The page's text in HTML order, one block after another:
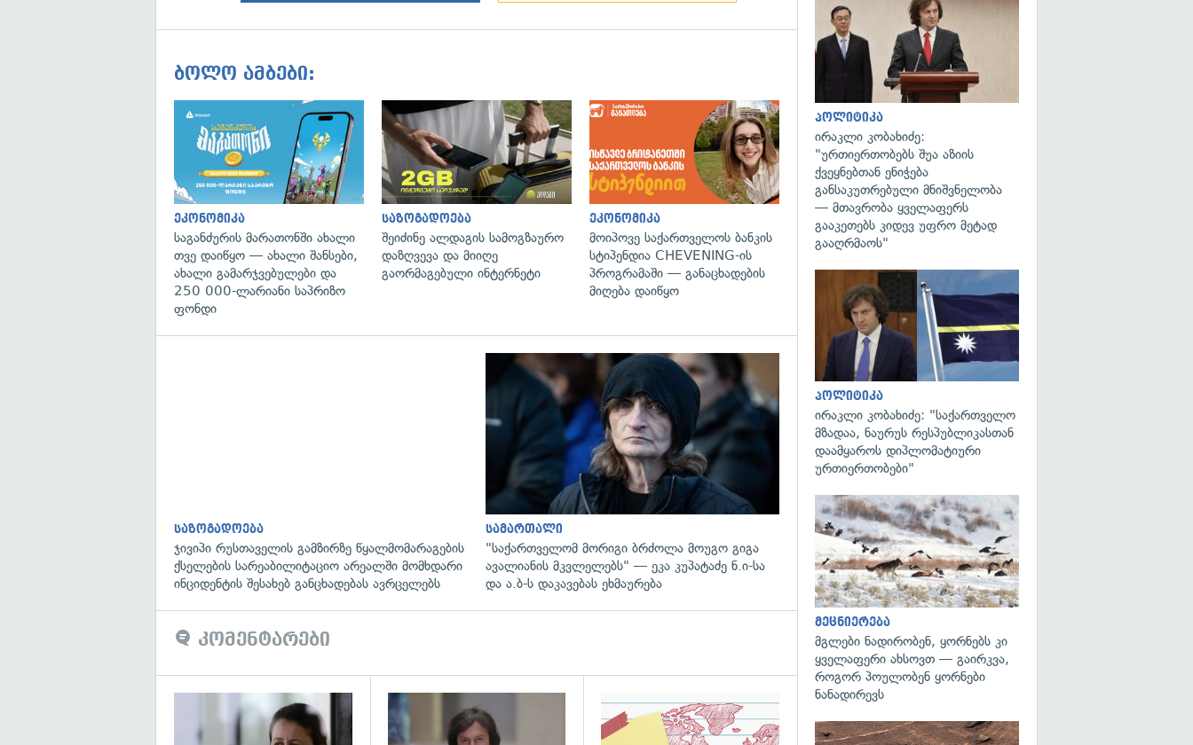
ბოლო ამბები:
ეკონომიკა
საგანძურის მარათონში ახალი
თვე დაიწყო — ახალი შანსები,
ახალი გამარჯვებულები და
250 000-ლარიანი საპრიზო
ფონდი
საზოგადოება
შეიძინე ალდაგის სამოგზაურო
დაზღვევა და მიიღე
გაორმაგებული ინტერნეტი
ეკონომიკა
მოიპოვე საქართველოს ბანკის
სტიპენდია CHEVENING-ის
პროგრამაში — განაცხადების
მიღება დაიწყო
საზოგადოება
ჯივიპი რუსთაველის გამზირზე წყალმომარაგების
ქსელების სარეაბილიტაციო არეალში მომხდარი
ინციდენტის შესახებ განცხადებას ავრცელებს
გადახედვა
სამართალი
"საქართველომ მორიგი ბრძოლა მოუგო გიგა
ავალიანის მკვლელებს" — ეკა კუპატაძე ნ.ი-სა
და ა.ბ-ს დაკავებას ეხმაურება
კომენტარები
გადახედვა გადახედვა
პოლიტიკა
ირაკლი კობახიძე:
"ურთიერთობებს შუა აზიის
ქვეყნებთან ენიჭება
განსაკუთრებული მნიშვნელობა
— მთავრობა ყველაფერს
გააკეთებს კიდევ უფრო მეტად
გააღრმაოს"
პოლიტიკა
ირაკლი კობახიძე: "საქართველო
მზადაა, ნაურუს რესპუბლიკასთან
დაამყაროს დიპლომატიური
ურთიერთობები"
მეცნიერება
მგლები ნადირობენ, ყორნებს კი
ყველაფერი ახსოვთ — გაირკვა,
როგორ პოულობენ ყორნები
ნანადირევს